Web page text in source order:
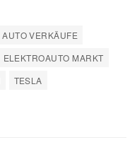
AUTO VERKÄUFE
ELEKTROAUTO MARKT
TESLA